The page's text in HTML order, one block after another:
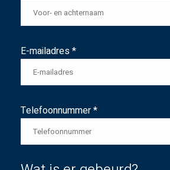
E-mailadres *
Telefoonnummer *